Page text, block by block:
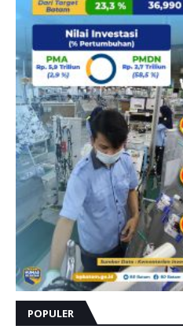
POPULER